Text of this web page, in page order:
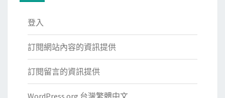
登入
訂閱網站內容的資訊提供
訂閱留言的資訊提供